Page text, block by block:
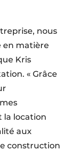
nous
en matière
Kris
« Grâce
la location
aux
construction